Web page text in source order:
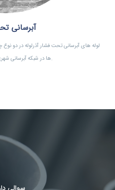
آبرسانی
لوله های آبرسانی تحت فشار آذرلوله در دو
ها در شبکه آبرسانی شهری استفاده می شوند.